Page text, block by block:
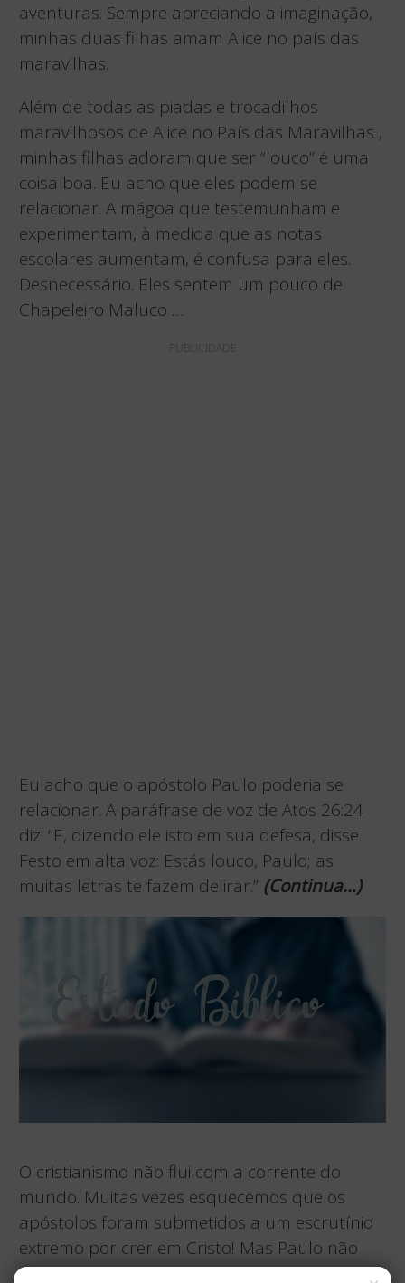
aventuras. Sempre apreciando a imaginação,
minhas duas filhas amam Alice no país das
maravilhas.
Além de todas as piadas e trocadilhos
maravilhosos de Alice no País das Maravilhas ,
minhas filhas adoram que ser “louco” é uma
coisa boa. Eu acho que eles podem se
relacionar. A mágoa que testemunham e
experimentam, à medida que as notas
escolares aumentam, é confusa para eles.
Desnecessário. Eles sentem um pouco de
Chapeleiro Maluco …
PUBLICIDADE
Eu acho que o apóstolo Paulo poderia se
relacionar. A paráfrase de voz de Atos 26:24
diz: “E, dizendo ele isto em sua defesa, disse
Festo em alta voz: Estás louco, Paulo; as
muitas letras te fazem delirar.” (Continua…)
O cristianismo não flui com a corrente do
mundo. Muitas vezes esquecemos que os
apóstolos foram submetidos a um escrutínio
extremo por crer em Cristo! Mas Paulo não
renunciou sob a pressão. Como ele pôde,